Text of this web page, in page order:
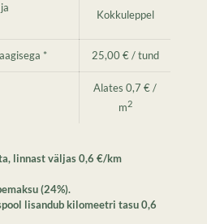
Kokkuleppel
* 25,00 € / tund
Alates 0,7 € /
m2
linnast väljas 0,6 €/km
(24%).
lisandub kilomeetri tasu 0,6